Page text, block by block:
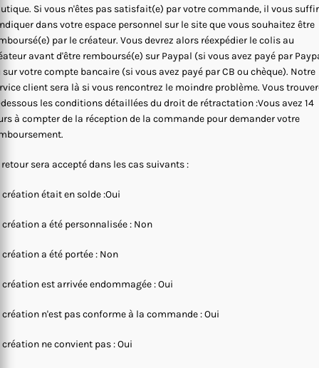
Si vous n'êtes pas satisfait(e) par votre commande, il vous
dans votre espace personnel sur le site que vous souhaitez être
par le créateur. Vous devrez alors réexpédier le colis au
avant d'être remboursé(e) sur Paypal (si vous avez payé par
sur votre compte bancaire (si vous avez payé par CB ou chèque). Notre
client sera là si vous rencontrez le moindre problème. Vous
les conditions détaillées du droit de rétractation :Vous avez 14
à compter de la réception de la commande pour demander votre
retour sera accepté dans les cas suivants :
création était en solde :Oui
création a été personnalisée : Non
création a été portée : Non
création est arrivée endommagée : Oui
création n'est pas conforme à la commande : Oui
création ne convient pas : Oui